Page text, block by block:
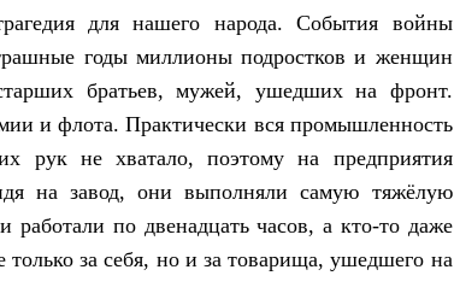
для нашего народа. События войны
годы миллионы подростков и женщин
братьев, мужей, ушедших на фронт.
и флота. Практически вся промышленность
рук не хватало, поэтому на предприятия
на завод, они выполняли самую тяжёлую
по двенадцать часов, а кто-то даже
только за себя, но и за товарища, ушедшего на